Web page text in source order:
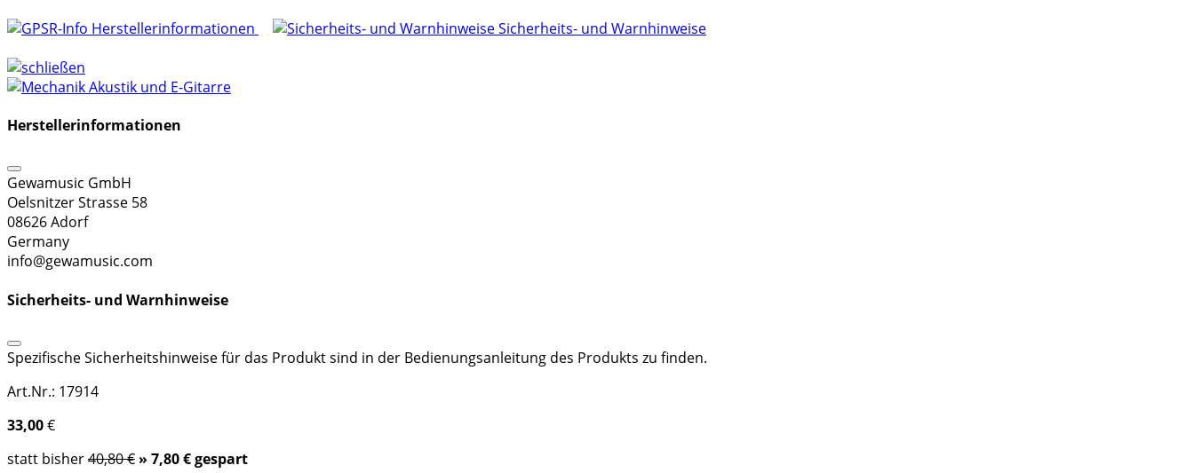
Herstellerinformationen Sicherheits- und Warnhinweise
Herstellerinformationen
Gewamusic GmbH
Oelsnitzer Strasse 58
08626 Adorf
Germany
info@gewamusic.com
Sicherheits- und Warnhinweise
Spezifische Sicherheitshinweise für das Produkt sind in der Bedienungsanleitung des Produkts zu finden.
Art.Nr.: 17914
33,00€
statt bisher40,80 € » 7,80 € gespart